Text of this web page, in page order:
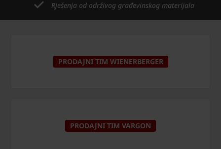
Rješenja od održivog građevinskog materijala
PRODAJNI TIM WIENERBERGER
PRODAJNI TIM VARGON